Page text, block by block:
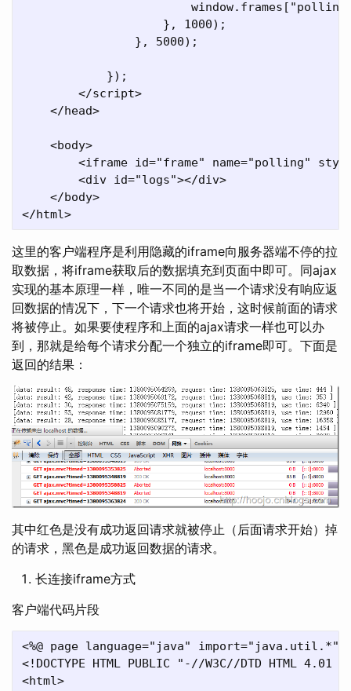
                    }, 1000);
                }, 5000);
            });
        </script>
    </head>
    <body>
<iframe id="frame" name="polling"
        <div id="logs"></div>
    </body>
这里的客户端程序是利用隐藏的iframe向服务器端不停的拉
取数据，将iframe获取后的数据填充到页面中即可。同ajax
实现的基本原理一样，唯一不同的是当一个请求没有响应返
回数据的情况下，下一个请求也将开始，这时候前面的请求
将被停止。如果要使程序和上面的ajax请求一样也可以办
到，那就是给每个请求分配一个独立的iframe即可。下面是
返回的结果：
其中红色是没有成功返回请求就被停止（后面请求开始）掉
的请求，黑色是成功返回数据的请求。
长连接iframe方式
客户端代码片段
<%@ page language="java" import="java.util.*"
<!DOCTYPE HTML PUBLIC "-//W3C//DTD HTML
<html>